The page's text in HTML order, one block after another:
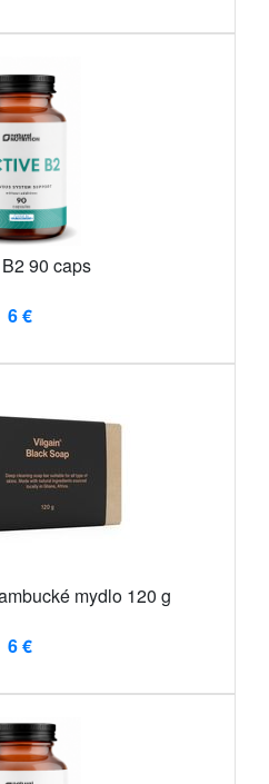
90 caps
6 €
mydlo 120 g
6 €